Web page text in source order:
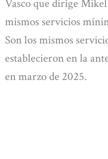
Vasco que dirige
mismos servicios
Son los mismos
establecieron en la
en marzo de 2025.